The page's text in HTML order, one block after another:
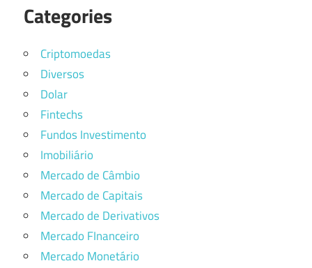
Categories
Criptomoedas
Diversos
Dolar
Fintechs
Fundos Investimento
Imobiliário
Mercado de Câmbio
Mercado de Capitais
Mercado de Derivativos
Mercado FInanceiro
Mercado Monetário